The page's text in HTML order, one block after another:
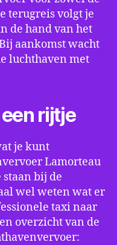
terugreis volgt je
de hand van het
aankomst wacht
luchthaven met
rijtje
je kunt
Lamorteau
bij de
wel weten wat er
taxi naar
overzicht van de